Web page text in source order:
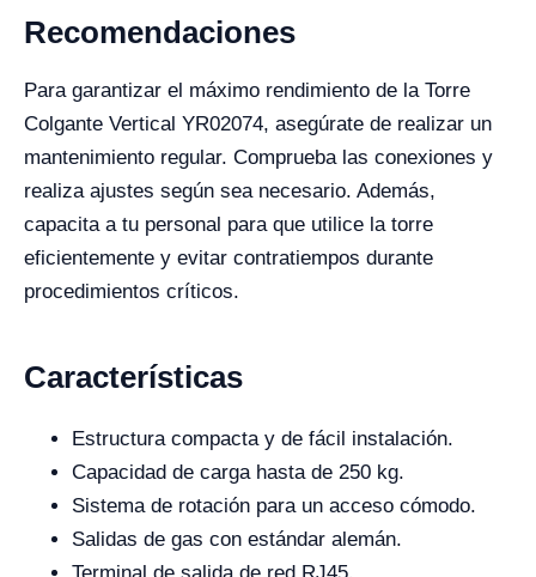
Recomendaciones
Para garantizar el máximo rendimiento de la Torre
Colgante Vertical YR02074, asegúrate de realizar un
mantenimiento regular. Comprueba las conexiones y
realiza ajustes según sea necesario. Además,
capacita a tu personal para que utilice la torre
eficientemente y evitar contratiempos durante
procedimientos críticos.
Características
Estructura compacta y de fácil instalación.
Capacidad de carga hasta de 250 kg.
Sistema de rotación para un acceso cómodo.
Salidas de gas con estándar alemán.